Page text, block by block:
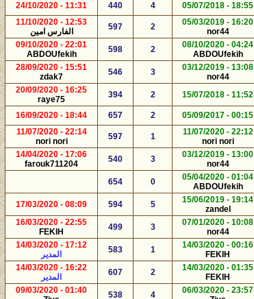
18:55 - 05/07/2018
4
440
11:31 - 24/10/2020
16:20 - 05/03/2019
nor44
2
597
12:53 - 11/10/2020
الفارس امين
04:24 - 08/10/2020
ABDOUfekih
2
598
22:01 - 09/10/2020
ABDOUfekih
13:08 - 03/12/2019
nor44
3
546
15:51 - 28/09/2020
zdak7
11:52 - 15/07/2018
2
394
16:25 - 20/09/2020
raye75
00:15 - 05/09/2017
2
657
18:44 - 16/09/2020
22:12 - 11/07/2020
nori nori
1
597
22:14 - 11/07/2020
nori nori
13:00 - 03/12/2019
nor44
3
540
17:06 - 14/04/2020
farouk711204
01:04 - 05/04/2020
ABDOUfekih
0
654
19:14 - 15/06/2019
zandel
5
594
08:09 - 17/03/2020
10:08 - 07/01/2020
nor44
3
499
22:55 - 16/03/2020
FEKIH
00:16 - 14/03/2020
FEKIH
1
583
17:12 - 14/03/2020
المدير
01:35 - 14/03/2020
FEKIH
2
607
16:22 - 14/03/2020
المدير
23:57 - 06/03/2020
4
538
01:40 - 09/03/2020